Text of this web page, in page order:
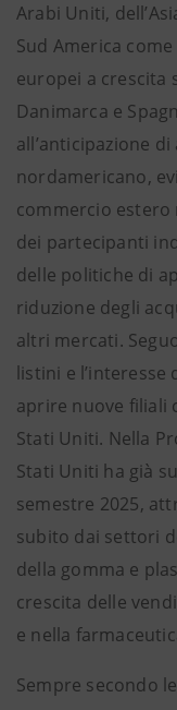
Arabi Uniti,
Sud America
europei a crescita
Danimarca e
all’anticipazione
nordamericano,
commercio estero
dei partecipanti
delle politiche di
riduzione degli
altri mercati.
listini e
aprire nuove filiali
Stati Uniti. Nella
Stati Uniti ha già
semestre 2025,
subito dai settori
della gomma e
crescita delle
e nella
Sempre secondo